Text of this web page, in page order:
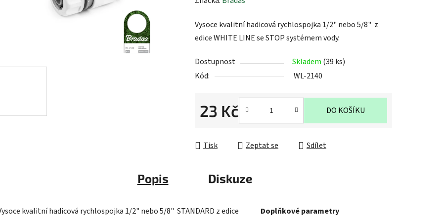
je
0,0
5
hvězdiček.
Vysoce kvalitní hadicová rychlospojka 1/2" nebo 5/8" z
edice WHITE LINE se STOP systémem vody.
Dostupnost Skladem (39 ks)
Kód:
WL-2140
23 Kč
Měrná cena:
DO KOŠÍKU
Tisk Zeptat se Sdílet
Popis Diskuze
kvalitní hadicová rychlospojka 1/2" nebo 5/8" STANDARD z edice
Doplňkové parametry